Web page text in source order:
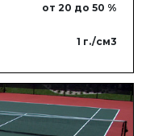
от 20 до 50 %
1 г./см3